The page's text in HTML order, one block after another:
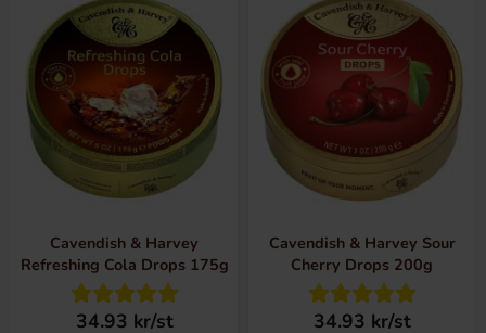
Cavendish & Harvey
Refreshing Cola Drops 175g
34.93 kr/st
Cavendish & Harvey Sour
Cherry Drops 200g
34.93 kr/st